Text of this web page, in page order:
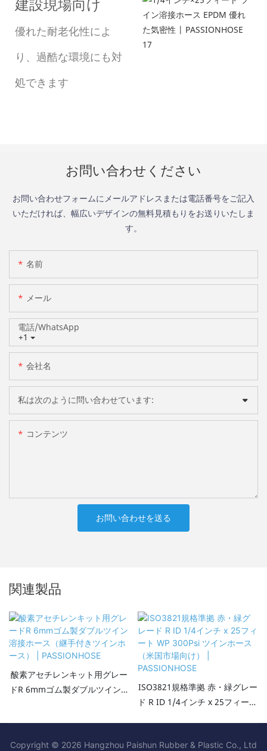
建設現場向け
優れた耐老化性によ
り、過酷な環境にも対
処できます
お問い合わせください
お問い合わせフォームにメールアドレスまたは電話番号をご記入
いただければ、幅広いデザインの無料見積もりをお送りいたしま
す。
名前
メール
+1
電話/WhatsApp
会社名
私は次のように問い合わせています:
コンテンツ
お問い合わせを送る
関連製品
酸素アセチレンキット用グレー
ドR 6mmゴム製ダブルツイン溶
ISO3821規格準拠 赤・緑グレー
ド R ID 1/4インチ x 25フィート
Copyright © 2026 Hangzhou Paishun Rubber & Plastic Co., Ltd